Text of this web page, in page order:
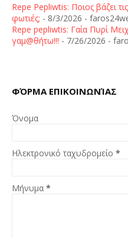
Repe Pepliwtis: Ποιος βάζει τις
φωτιές; - 8/3/2026 -
Repe pepliwtis: Γαία Πυρί
γαμ@θήτω!!! - 7/26/2026 -
ΦΌΡΜΑ ΕΠΙΚΟΙΝΩΝΊΑΣ
Όνομα
Ηλεκτρονικό ταχυδρομείο *
Μήνυμα *